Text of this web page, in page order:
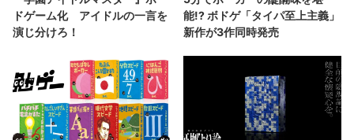
ドゲーム化 アイドルの一言を
演じ分けろ！
能!? ボドゲ「タイパ至上主義」
新作が3作同時発売